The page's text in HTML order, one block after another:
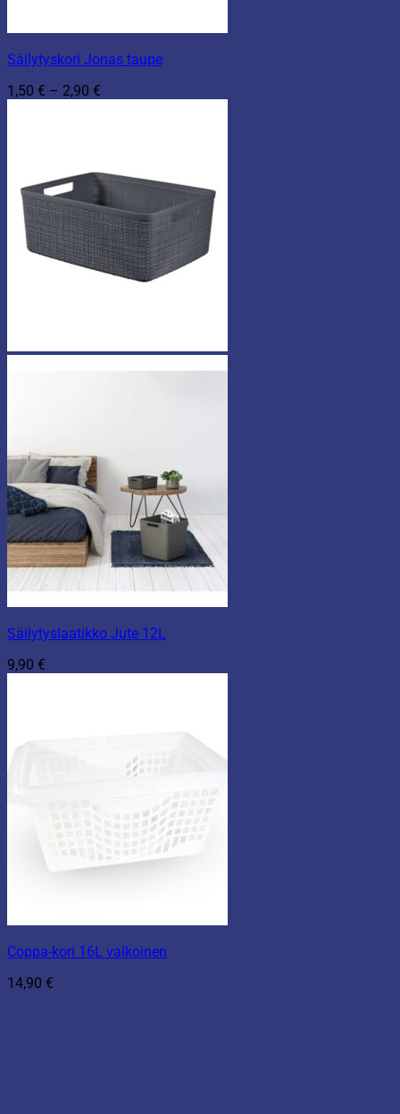
Säilytyskori Jonas taupe
1,50 € – 2,90 €
Säilytyslaatikko Jute 12L
9,90 €
Coppa-kori 16L valkoinen
14,90 €